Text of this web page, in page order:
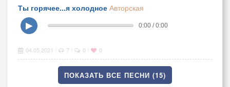
Ты горячее...я холодное Авторская
▶
0:00 / 0:00
04.05.2021 7 0 0
ПОКАЗАТЬ ВСЕ ПЕСНИ (15)